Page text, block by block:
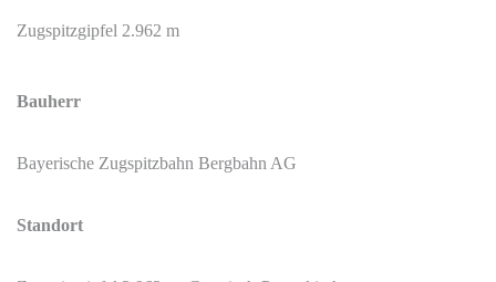
Zugspitzgipfel 2.962 m
Bauherr
Bayerische Zugspitzbahn Bergbahn AG
Standort